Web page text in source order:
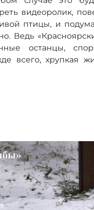
видеоролик,
птицы, и
Ведь
останцы,
всего, хрупкая